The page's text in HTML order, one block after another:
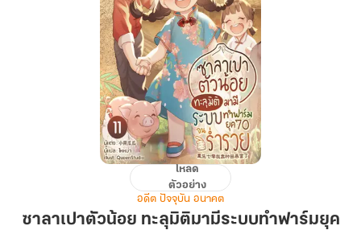
ซาลาเปา
น้อย
โหลด
ตัวอย่าง
อดีต ปัจจุบัน อนาคต
ซาลาเปาตัวน้อย ทะลุมิติมามีระบบทำฟาร์มยุค